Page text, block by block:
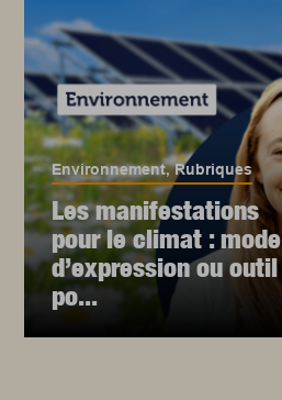
Environnement,Rubriques
Les manifestations
pour le climat : mode
d’expression ou outil
po...